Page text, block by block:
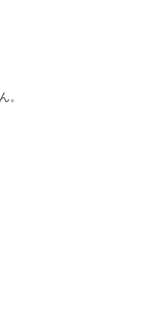
。